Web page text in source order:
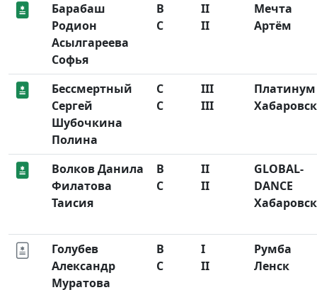
Барабаш
Родион
Асылгареева
Софья
B
C
II
II
Мечта
Артём
Бессмертный
Сергей
Шубочкина
Полина
C
C
III
III
Платинум
Хабаровск
Волков Данила
Филатова
Таисия
B
C
II
II
GLOBAL-
DANCE
Хабаровск
Голубев
Александр
Муратова
B
C
I
II
Румба
Ленск